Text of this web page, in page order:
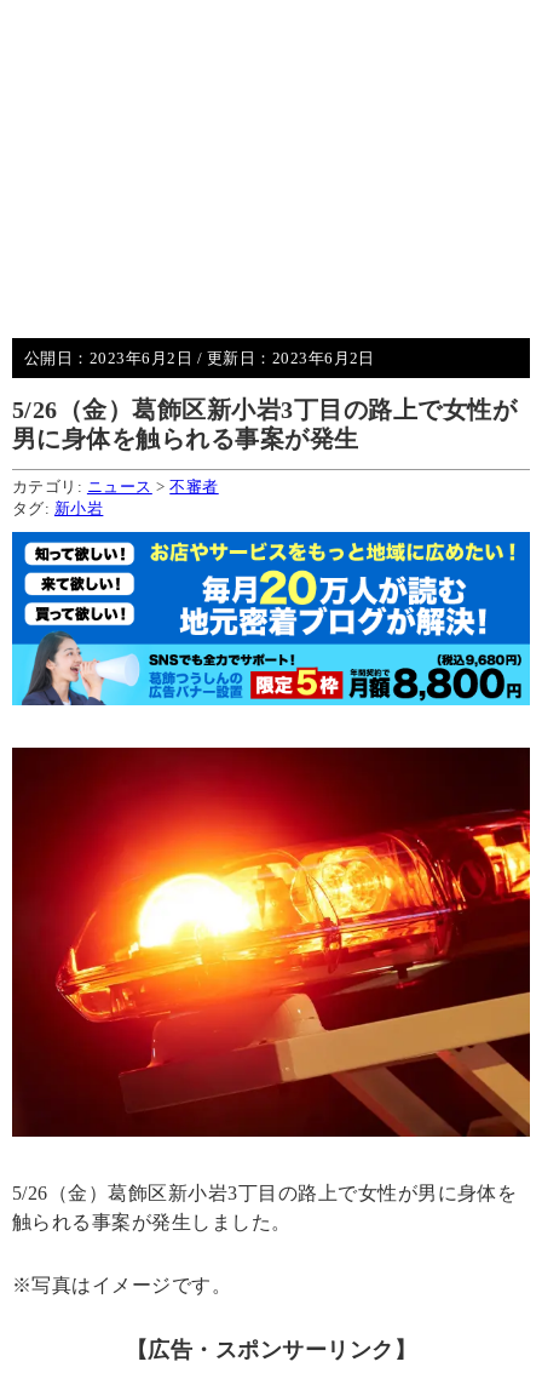
公開日： 2023年6月2日 / 更新日： 2023年6月2日
5/26（金）葛飾区新小岩3丁目の路上で女性が
男に身体を触られる事案が発生
カテゴリ: ニュース >不審者
タグ: 新小岩
5/26（金）葛飾区新小岩3丁目の路上で女性が男に身体を
触られる事案が発生しました。
※写真はイメージです。
【広告・スポンサーリンク】